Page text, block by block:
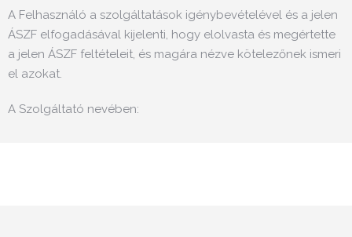
A Felhasználó a szolgáltatások igénybevételével és a jelen
ÁSZF elfogadásával kijelenti, hogy elolvasta és megértette
a jelen ÁSZF feltételeit, és magára nézve kötelezőnek ismeri
el azokat.
A Szolgáltató nevében: